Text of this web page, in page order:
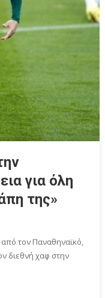
για όλη
της»
τον Παναθηναϊκό,
διεθνή χαφ στην